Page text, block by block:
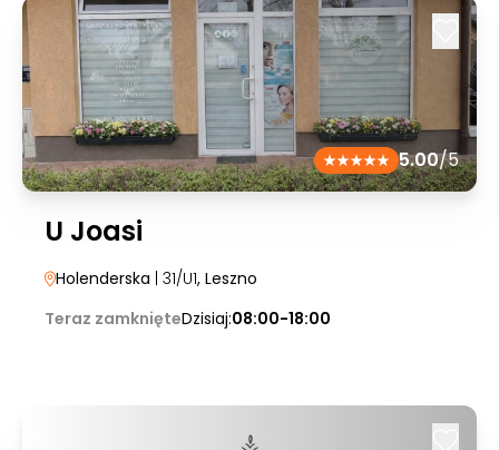
5.00/5
U Joasi
Holenderska | 31/U1, Leszno
Teraz zamknięteDzisiaj:08:00-18:00